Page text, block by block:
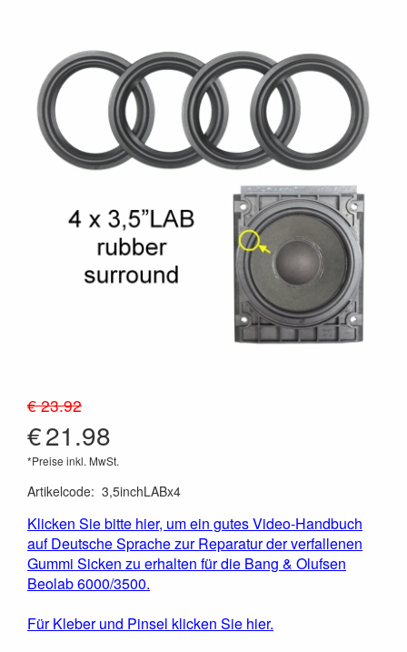
€ 23.92
€21.98
*Preise inkl. MwSt.
Artikelcode: 3,5inchLABx4
Klicken Sie bitte hier, um ein gutes Video-Handbuch
auf Deutsche Sprache zur Reparatur der verfallenen
Gummi Sicken zu erhalten für die Bang & Olufsen
Beolab 6000/3500.
Für Kleber und Pinsel klicken Sie hier.